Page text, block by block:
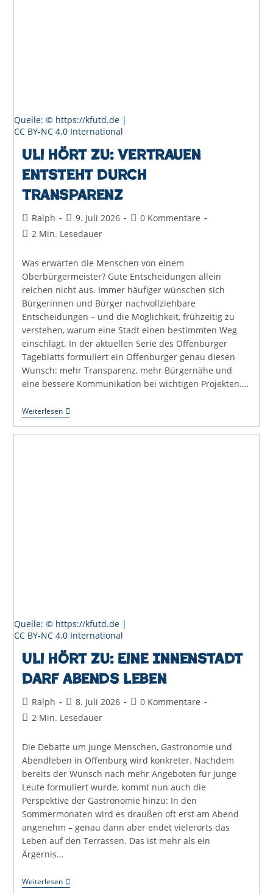
Quelle: © https://kfutd.de |
CC BY-NC 4.0 International
Uli hört zu: Vertrauen
entsteht durch
Transparenz
Beitrags-
Autor:
Ralph
Beitrag
veröffentlicht:
9. Juli 2026
Beitrags-
0 Kommentare
Lesedauer:
2 Min. Lesedauer
Was erwarten die Menschen von einem
Oberbürgermeister? Gute Entscheidungen allein
reichen nicht aus. Immer häufiger wünschen sich
Bürgerinnen und Bürger nachvollziehbare
Entscheidungen – und die Möglichkeit, frühzeitig zu
verstehen, warum eine Stadt einen bestimmten Weg
einschlägt. In der aktuellen Serie des Offenburger
Tageblatts formuliert ein Offenburger genau diesen
Wunsch: mehr Transparenz, mehr Bürgernähe und
eine bessere Kommunikation bei wichtigen Projekten.…
WeiterlesenUli
Hört
Quelle: © https://kfutd.de |
CC BY-NC 4.0 International
Uli hört zu: Eine Innenstadt
darf abends leben
Beitrags-
Autor:
Ralph
Beitrag
veröffentlicht:
8. Juli 2026
Beitrags-
0 Kommentare
Lesedauer:
2 Min. Lesedauer
Die Debatte um junge Menschen, Gastronomie und
Abendleben in Offenburg wird konkreter. Nachdem
bereits der Wunsch nach mehr Angeboten für junge
Leute formuliert wurde, kommt nun auch die
Perspektive der Gastronomie hinzu: In den
Sommermonaten wird es draußen oft erst am Abend
angenehm – genau dann aber endet vielerorts das
Leben auf den Terrassen. Das ist mehr als ein
Ärgernis…
WeiterlesenUli
Hört